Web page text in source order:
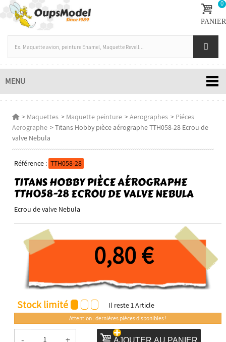
0
PANIER
MENU
> Maquettes > Maquette peinture >Aerographes > Piéces
Aerographe >Titans Hobby pièce aérographe TTH058-28 Ecrou de
valve Nebula
Référence : TTH058-28
TITANS HOBBY PIÈCE AÉROGRAPHE
TTH058-28 ECROU DE VALVE NEBULA
Ecrou de valve Nebula
0,80 €
Stock limité Il reste1Article
Attention : dernières pièces disponibles !
- + AJOUTER AU PANIER